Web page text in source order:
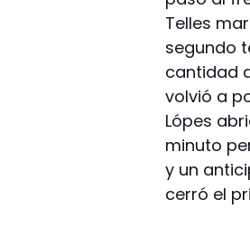
Telles
segundo
cantidad
volvió a
Lópes
minuto
y un
cerró el